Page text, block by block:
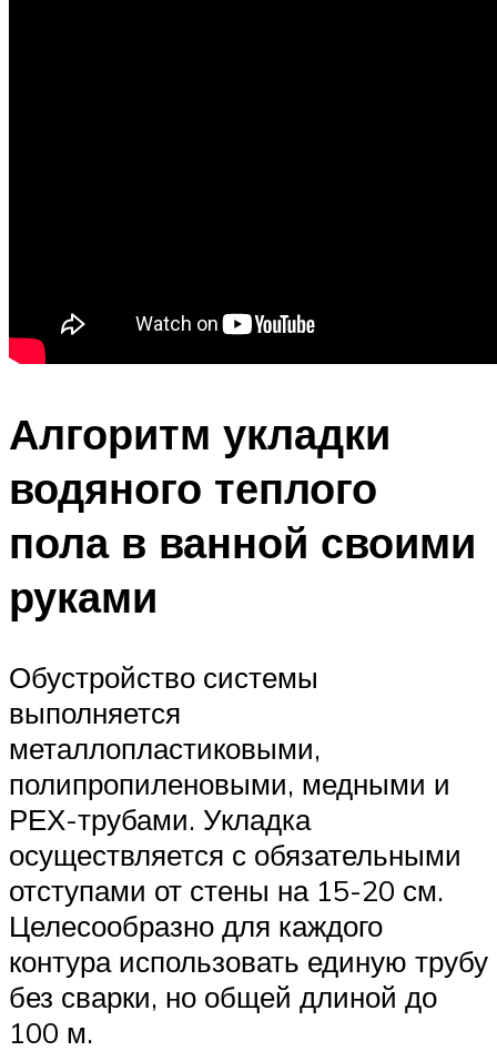
Алгоритм укладки
водяного теплого
пола в ванной своими
руками
Обустройство системы
выполняется
металлопластиковыми,
полипропиленовыми, медными и
РЕХ-трубами. Укладка
осуществляется с обязательными
отступами от стены на 15-20 см.
Целесообразно для каждого
контура использовать единую трубу
без сварки, но общей длиной до
100 м.